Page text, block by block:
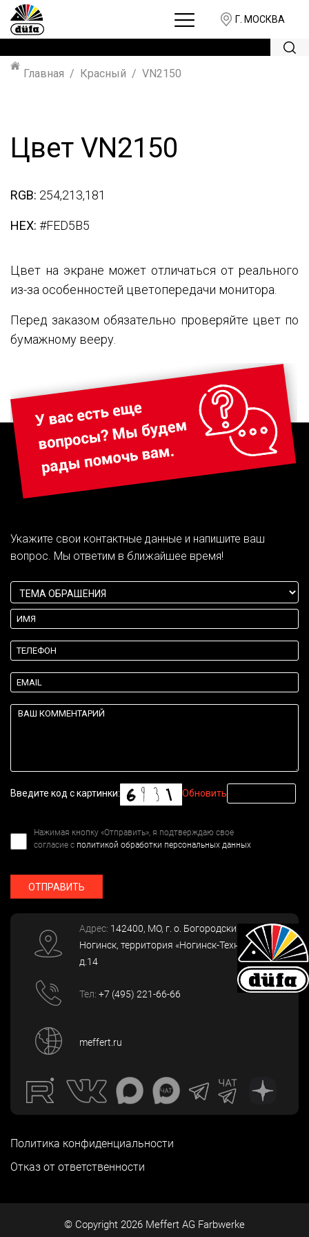
Г. МОСКВА
Главная Красный VN2150
Цвет VN2150
RGB: 254,213,181
HEX: #FED5B5
Цвет на экране может отличаться от реального
из-за особенностей цветопередачи монитора.
Перед заказом обязательно проверяйте цвет по
бумажному вееру.
Укажите свои контактные данные и напишите ваш
вопрос. Мы ответим в ближайшее время!
Введите код с картинки: Обновить
Нажимая кнопку «Отправить», я подтверждаю свое
согласие с политикой обработки персональных данных
ОТПРАВИТЬ
Адрес: 142400, МО, г. о. Богородский, г.
Ногинск, территория «Ногинск-Технопарк»,
д.14
Тел: +7 (495) 221-66-66
meffert.ru
Политика конфиденциальности
Отказ от ответственности
© Copyright 2026 Meffert AG Farbwerke